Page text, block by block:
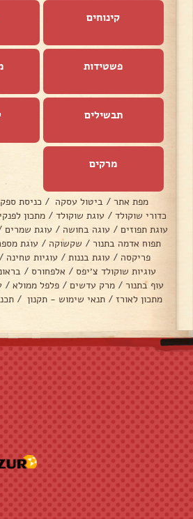
קינוחים
פשטידות
תבשילים
מרקים
מפת אתר / ביטול עסקה / כניסת
כדורי שוקולד / עוגת שוקולד / מתכון
עוגת תפוזים / עוגה בחושה / עוגת שמרים
תפוח אדמה בתנור / שקשוקה / עוגת
פריקסה / עוגת בננות / עוגיות טחינה /
עוגיות שוקולד צ׳יפס / אלפחורס /
עוף בתנור / מרק עדשים / פלפל ממולא /
מתכון לאורז / תנאי שימוש - תקנון /